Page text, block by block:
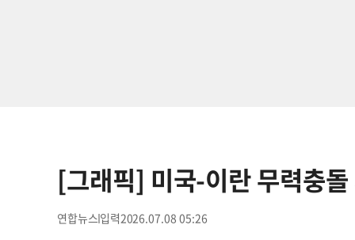
[그래픽] 미국-이란 무력충
연합뉴스 2026.07.08 05:26